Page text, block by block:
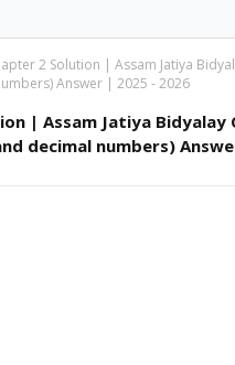
2 Solution | Assam Jatiya
Answer | 2025 - 2026
| Assam Jatiya Bidyalay
and decimal numbers)